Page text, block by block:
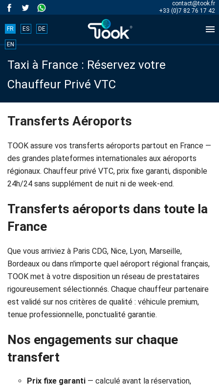
contact@took.fr
+33 (0)7 82 76 17 42

FR ES DE
EN
Taxi à France : Réservez votre
Chauffeur Privé VTC
Book
your
trip
now!
NOW
Accueil
Réservation
Services
de
chauffeur
Transferts
Solutions
d'affaires
Transferts Aéroports
TOOK assure vos transferts aéroports partout en France —
des grandes plateformes internationales aux aéroports
régionaux. Chauffeur privé VTC, prix fixe garanti, disponible
24h/24 sans supplément de nuit ni de week-end.
Transferts aéroports dans toute la
France
Que vous arriviez à Paris CDG, Nice, Lyon, Marseille,
Bordeaux ou dans n'importe quel aéroport régional français,
TOOK met à votre disposition un réseau de prestataires
rigoureusement sélectionnés. Chaque chauffeur partenaire
est validé sur nos critères de qualité : véhicule premium,
tenue professionnelle, ponctualité garantie.
Nos engagements sur chaque
transfert
Prix fixe garanti — calculé avant la réservation,